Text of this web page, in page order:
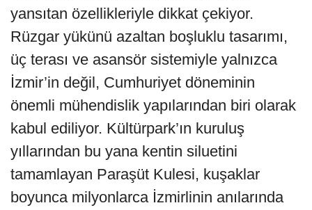
yansıtan özellikleriyle dikkat çekiyor.
Rüzgar yükünü azaltan boşluklu tasarımı,
üç terası ve asansör sistemiyle yalnızca
İzmir’in değil, Cumhuriyet döneminin
önemli mühendislik yapılarından biri olarak
kabul ediliyor. Kültürpark’ın kuruluş
yıllarından bu yana kentin siluetini
tamamlayan Paraşüt Kulesi, kuşaklar
boyunca milyonlarca İzmirlinin anılarında